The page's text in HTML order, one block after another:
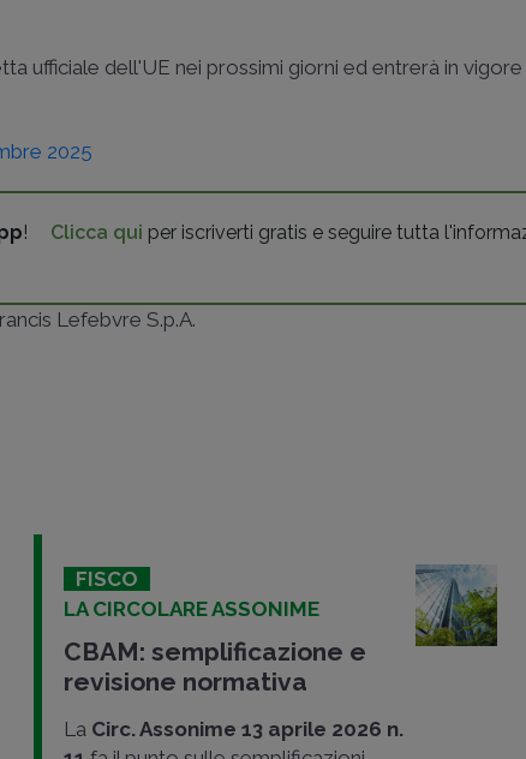
ufficiale dell'UE nei prossimi giorni ed entrerà in
2025
! Clicca qui per iscriverti gratis e seguire tutta
Lefebvre S.p.A.
FISCO
LA CIRCOLARE ASSONIME
CBAM: semplificazione e
revisione normativa
La Circ. Assonime 13 aprile 2026 n.